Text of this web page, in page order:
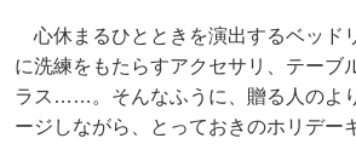
心休まるひとときを演出するベッド
に洗練をもたらすアクセサリ、テーブ
ラス……。そんなふうに、贈る人のよ
ージしながら、とっておきのホリデー